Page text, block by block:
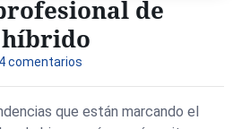
de
híbrido
4 comentarios
que están marcando el